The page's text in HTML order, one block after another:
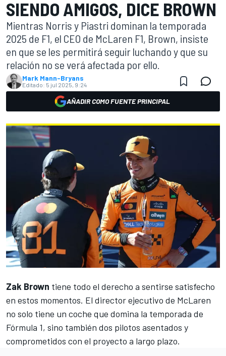
SIENDO AMIGOS, DICE BROWN
Mientras Norris y Piastri dominan la temporada
2025 de F1, el CEO de McLaren F1, Brown, insiste
en que se les permitirá seguir luchando y que su
relación no se verá afectada por ello.
Mark Mann-Bryans
Editado: 5 jul 2025, 9:24
AÑADIR COMO FUENTE PRINCIPAL
Zak Brown tiene todo el derecho a sentirse satisfecho
en estos momentos. El director ejecutivo de McLaren
no solo tiene un coche que domina la temporada de
Fórmula 1, sino también dos pilotos asentados y
comprometidos con el proyecto a largo plazo.